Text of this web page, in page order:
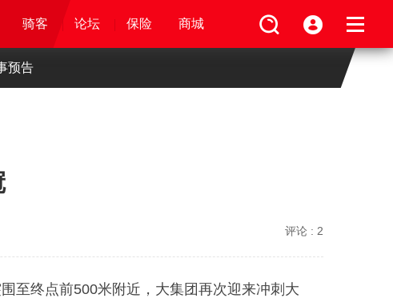
论坛 保险 商城
视频 论坛 保险 商城
骑客 论坛 保险 商城
骑客 论坛 保险 商城
预告
评论 : 2
至终点前500米附近，大集团再次迎来冲刺大